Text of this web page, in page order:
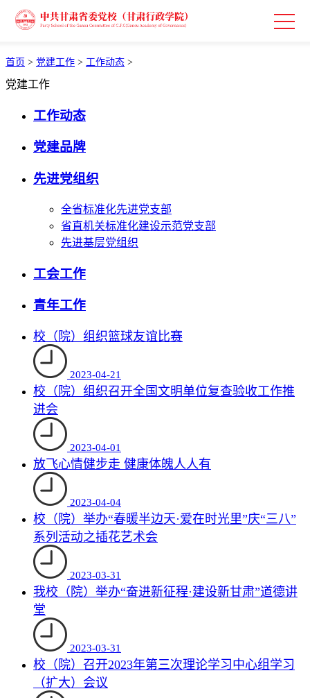
首页 > 党建工作 > 工作动态 >
党建工作
工作动态
党建品牌
先进党组织
全省标准化先进党支部
省直机关标准化建设示范党支部
先进基层党组织
工会工作
青年工作
校（院）组织篮球友谊比赛
2023-04-21
校（院）组织召开全国文明单位复查验收工作推
进会
2023-04-01
放飞心情健步走 健康体魄人人有
2023-04-04
校（院）举办“春暖半边天·爱在时光里”庆“三八”
系列活动之插花艺术会
2023-03-31
我校（院）举办“奋进新征程·建设新甘肃”道德讲
堂
2023-03-31
校（院）召开2023年第三次理论学习中心组学习
（扩大）会议